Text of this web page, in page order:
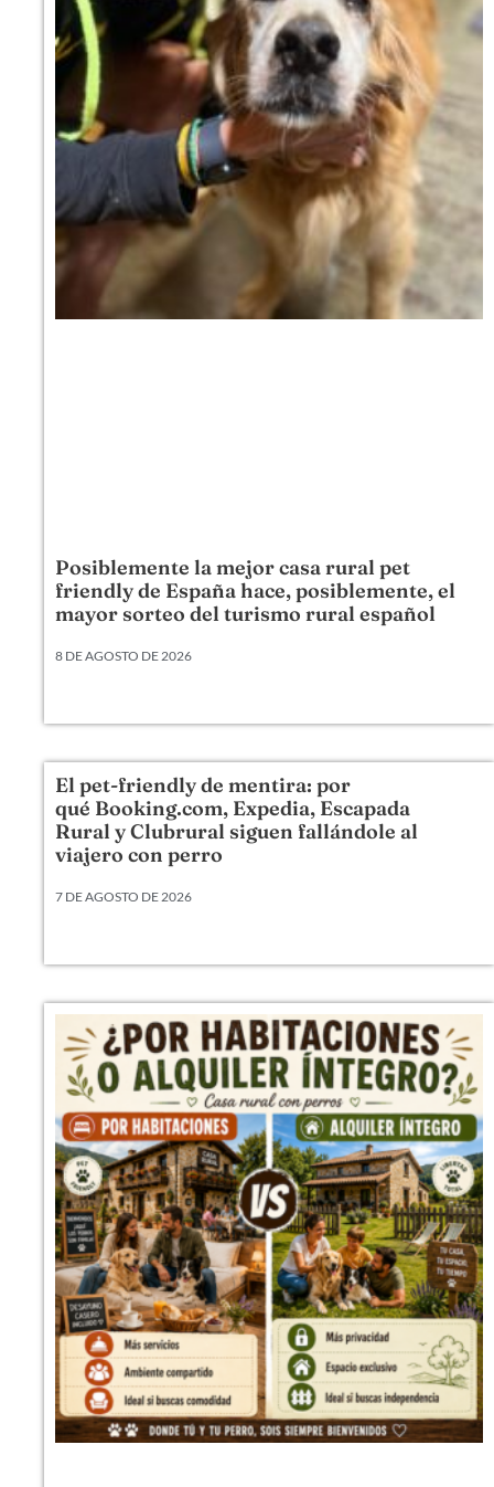
Posiblemente la mejor casa rural pet
friendly de España hace, posiblemente, el
mayor sorteo del turismo rural español
8 DE AGOSTO DE 2026
El pet-friendly de mentira: por
qué Booking.com, Expedia, Escapada
Rural y Clubrural siguen fallándole al
viajero con perro
7 DE AGOSTO DE 2026